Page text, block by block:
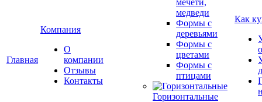
Главная
Компания
О
компании
Отзывы
Контакты
мечети,
медведи
Формы с
деревьями
Формы с
цветами
Формы с
птицами
Горизонтальные
Как